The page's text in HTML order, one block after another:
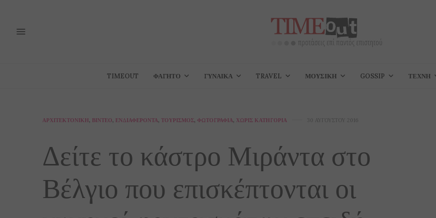
TIMEOUT ΦΑΓΗΤΌ ΓΥΝΑΊΚΑ TRAVEL ΜΟΥΣΙΚΉ GOSSIP ΤΈΧΝΗ
ΑΡΧΙΤΕΚΤΟΝΙΚΉ, ΒΊΝΤΕΟ, ΕΝΔΙΑΦΈΡΟΝΤΑ, ΤΟΥΡΙΣΜΌΣ, ΦΩΤΟΓΡΑΦΊΑ, ΧΩΡΊΣ ΚΑΤΗΓΟΡΊΑ 30 ΑΥΓΟΎΣΤΟΥ 2016
Δείτε το κάστρο Μιράντα στο
Βέλγιο που επισκέπτονται οι